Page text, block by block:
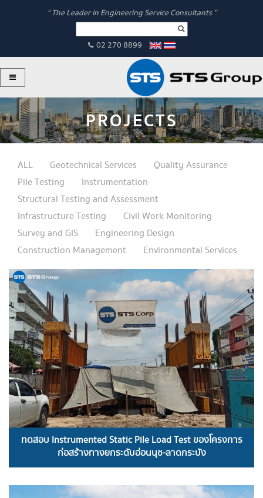
“ The Leader in Engineering Service Consultants ”
02 270 8899
PROJECTS
ALL Geotechnical Services
Quality Assurance
Pile Testing
Instrumentation
Structural Testing and Assessment
Infrastructure Testing
Civil Work Monitoring
Survey and GIS
Engineering Design
Construction Management
Environmental Services
ทดสอบ Instrumented Static Pile Load Test ของโครงการ
ก่อสร้างทางยกระดับอ่อนนุช-ลาดกระบัง
READ MORE